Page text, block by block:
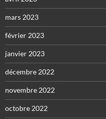
mars 2023
février 2023
janvier 2023
décembre 2022
novembre 2022
octobre 2022